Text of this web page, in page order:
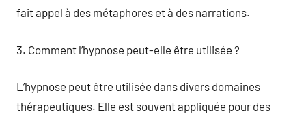
fait appel à des métaphores et à des narrations.
3. Comment l’hypnose peut-elle être utilisée ?
L’hypnose peut être utilisée dans divers domaines
thérapeutiques. Elle est souvent appliquée pour des